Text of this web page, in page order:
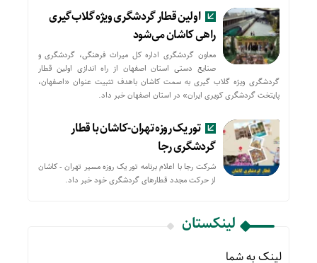
اولین قطار گردشگری ویژه گلاب‌گیری
راهی کاشان می‌شود
معاون گردشگری اداره کل میراث فرهنگی، گردشگری و
صنایع دستی استان اصفهان از راه اندازی اولین قطار
گردشگری ویژه گلاب گیری به سمت کاشان باهدف تثبیت عنوان «اصفهان،
پایتخت گردشگری کویری ایران» در استان اصفهان خبر داد.
تور یک روزه تهران-کاشان با قطار
گردشگری رجا
شرکت رجا با اعلام برنامه تور یک روزه مسیر تهران - کاشان
از حركت مجدد قطارهای گردشگری خود خبر داد.
لینکستان
لینک به شما